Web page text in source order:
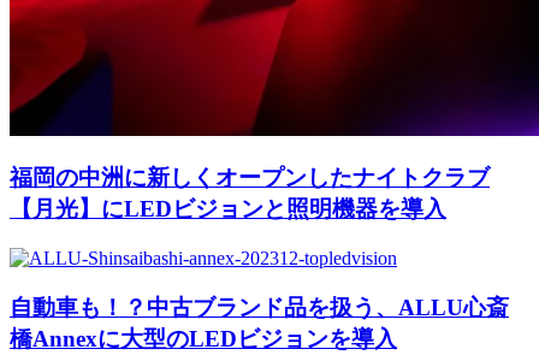
福岡の中洲に新しくオープンしたナイトクラブ
【月光】にLEDビジョンと照明機器を導入
自動車も！？中古ブランド品を扱う、ALLU心斎
橋Annexに大型のLEDビジョンを導入